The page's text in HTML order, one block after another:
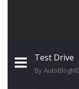
Test Drive
By